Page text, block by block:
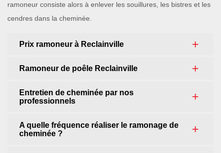
ramoneur consiste alors à enlever les souillures, les bistres et les
cendres dans la cheminée.
Prix ramoneur à Reclainville
Ramoneur de poêle Reclainville
Entretien de cheminée par nos
professionnels
A quelle fréquence réaliser le ramonage de
cheminée ?